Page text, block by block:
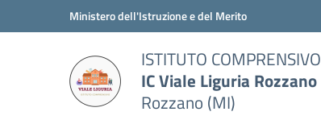
Vai ai contenuti
Vai al menu di navigazioneMinistero dell'Istruzione e del Merito
ISTITUTO COMPRENSIVO
IC Viale Liguria Rozzano
Rozzano (MI)